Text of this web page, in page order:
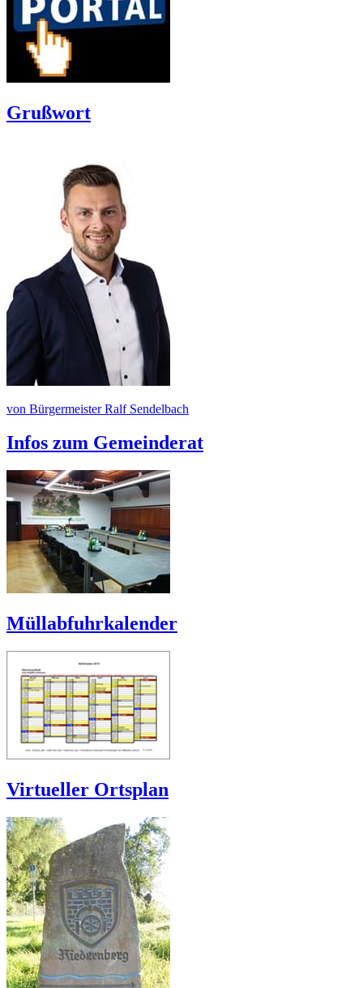
Grußwort
von Bürgermeister Ralf Sendelbach
Infos zum Gemeinderat
Müllabfuhrkalender
Virtueller Ortsplan